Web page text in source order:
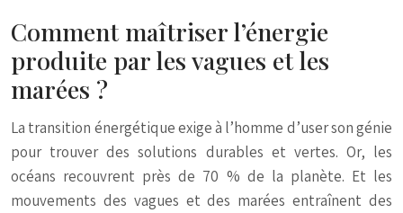
Comment maîtriser l’énergie
produite par les vagues et les
marées ?
La transition énergétique exige à l’homme d’user son génie
pour trouver des solutions durables et vertes. Or, les
océans recouvrent près de 70 % de la planète. Et les
mouvements des vagues et des marées entraînent des